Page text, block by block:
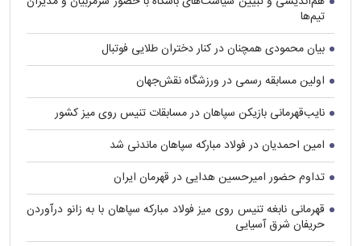
تیم‌ها
بیان محمودی همچنان در کنار دختران طلایی فوتبال
اولین مسابقه رسمی در ورزشگاه نقش‌جهان
نایب‌قهرمانی بازیکن سپاهان در مسابقات تنیس روی میز کشور
امین احمدیان در فولاد مبارکه سپاهان ماندنی شد
تداوم حضور امیرحسین هدایی در قهرمان ایران
قهرمانی نابغه تنیس روی میز فولاد مبارکه سپاهان با به زانو درآوردن
حریفان شرق آسیایی